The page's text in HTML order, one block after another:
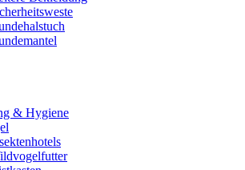
& Hygiene